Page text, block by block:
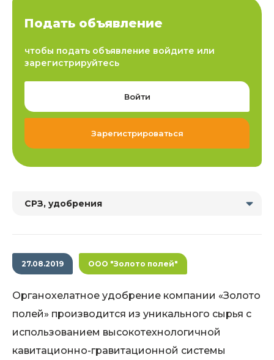
Подать объявление
чтобы подать объявление войдите или
зарегистрируйтесь
Войти
Зарегистрироваться
СРЗ, удобрения
27.08.2019 ООО "Золото полей"
Органохелатное удобрение компании «Золото
полей» производится из уникального сырья с
использованием высокотехнологичной
кавитационно-гравитационной системы